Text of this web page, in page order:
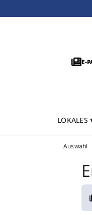
E-
LOKALES
Auswahl